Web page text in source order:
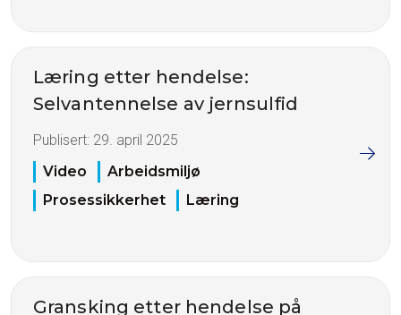
Læring etter hendelse:
Selvantennelse av jernsulfid
Publisert: 29. april 2025
Video
Arbeidsmiljø
Prosessikkerhet
Læring
Gransking etter hendelse på